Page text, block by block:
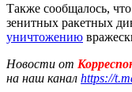
Также сообщалось,
зенитных ракетных
уничтожению
Новости от
на наш канал https://